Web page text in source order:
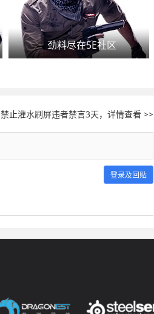
劲料尽在5E社区
禁止灌水刷屏违者禁言3天，详情查看 >>
登录及回贴